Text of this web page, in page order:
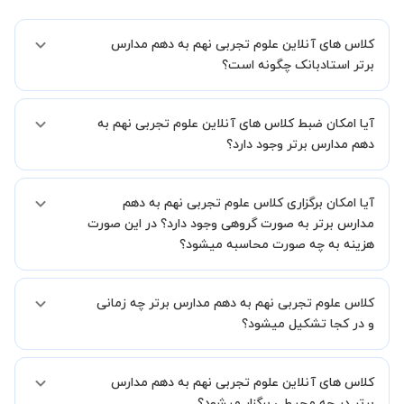
کلاس های آنلاین علوم تجربی نهم به دهم مدارس
برتر استادبانک چگونه است؟
شما میدهیم که استاد شما پیش از جلسه تمامی موارد لازم برای برگزاری
یک کلاس آنلاین با کیفیت و مفید را به شما توضیح خواهند داد.
آیا امکان ضبط کلاس های آنلاین علوم تجربی نهم به
دهم مدارس برتر وجود دارد؟
کنید.
آیا امکان برگزاری کلاس علوم تجربی نهم به دهم
مدارس برتر به صورت گروهی وجود دارد؟ در این صورت
هزینه به چه صورت محاسبه میشود؟
خصوصی هستند اما در صورتیکه مایل هستید کلاس ها را در کنار دوستان و
یا آشنایان خود به صورت گروهی برگزار کنید، این امکان وجود دارد. در این
ی کل جلسه اضافه خواهد شد.
کلاس علوم تجربی نهم به دهم مدارس برتر چه زمانی
و در کجا تشکیل میشود؟
توافقی بین شما و استاد تعیین خواهد شد.
کلاس های آنلاین علوم تجربی نهم به دهم مدارس